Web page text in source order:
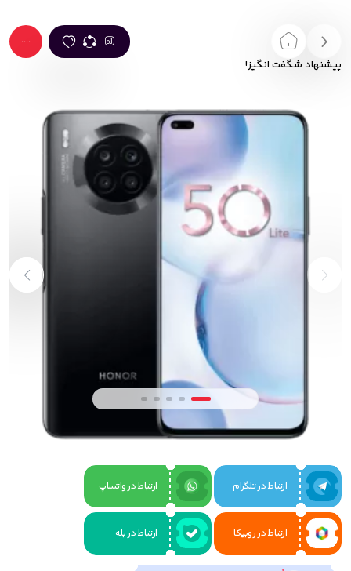
....
پیشنهاد شگفت انگیز!
ارتباط در تلگرام ارتباط در واتساپ
ارتباط در روبیکا ارتباط در بله